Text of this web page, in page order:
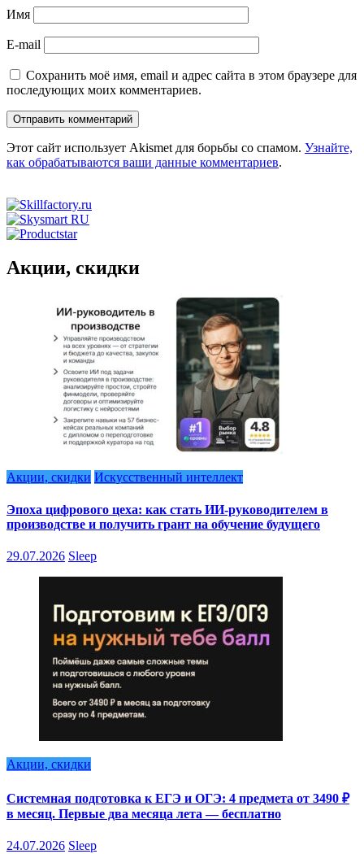
Имя
E-mail
Сохранить моё имя, email и адрес сайта в этом браузере для
последующих моих комментариев.
Этот сайт использует Akismet для борьбы со спамом. Узнайте,
как обрабатываются ваши данные комментариев.
Акции, скидки
Акции, скидки Искусственный интеллект
Эпоха цифрового цеха: как стать ИИ-руководителем в
производстве и получить грант на обучение будущего
29.07.2026 Sleep
Акции, скидки
Системная подготовка к ЕГЭ и ОГЭ: 4 предмета от 3490 ₽
в месяц. Первые два месяца лета — бесплатно
24.07.2026 Sleep